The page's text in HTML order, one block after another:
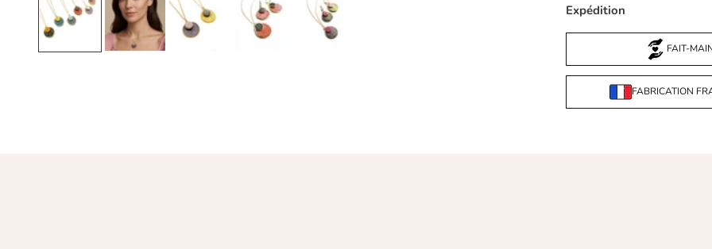
Expédition
FAIT-
FABRICATION